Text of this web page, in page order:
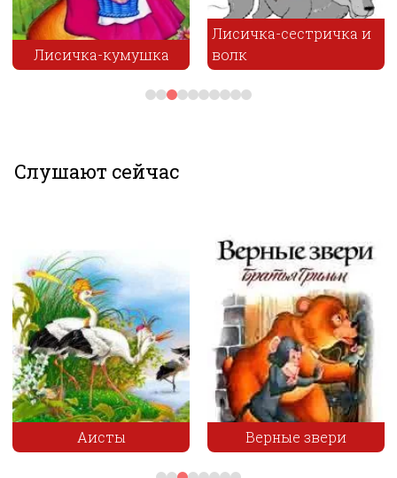
Лисичка-кумушка
Лисичка-сестричка и
волк
Слушают сейчас
Аисты Верные звери
Скачайте наше приложение «Несказки»!
Увлекательные сказки и полезные привычки для
вашего ребёнка в одном приложении!